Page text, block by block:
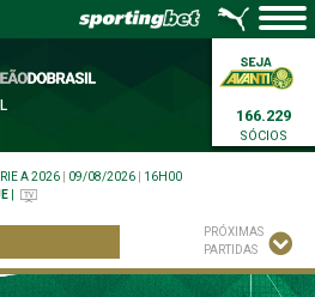
166.229
SÓCIOS
A 2026 09/08/2026
16H00
PRÓXIMAS
PARTIDAS